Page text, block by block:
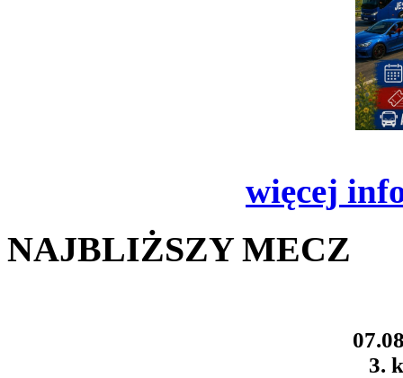
więcej
NAJBLIŻSZY MECZ
3.